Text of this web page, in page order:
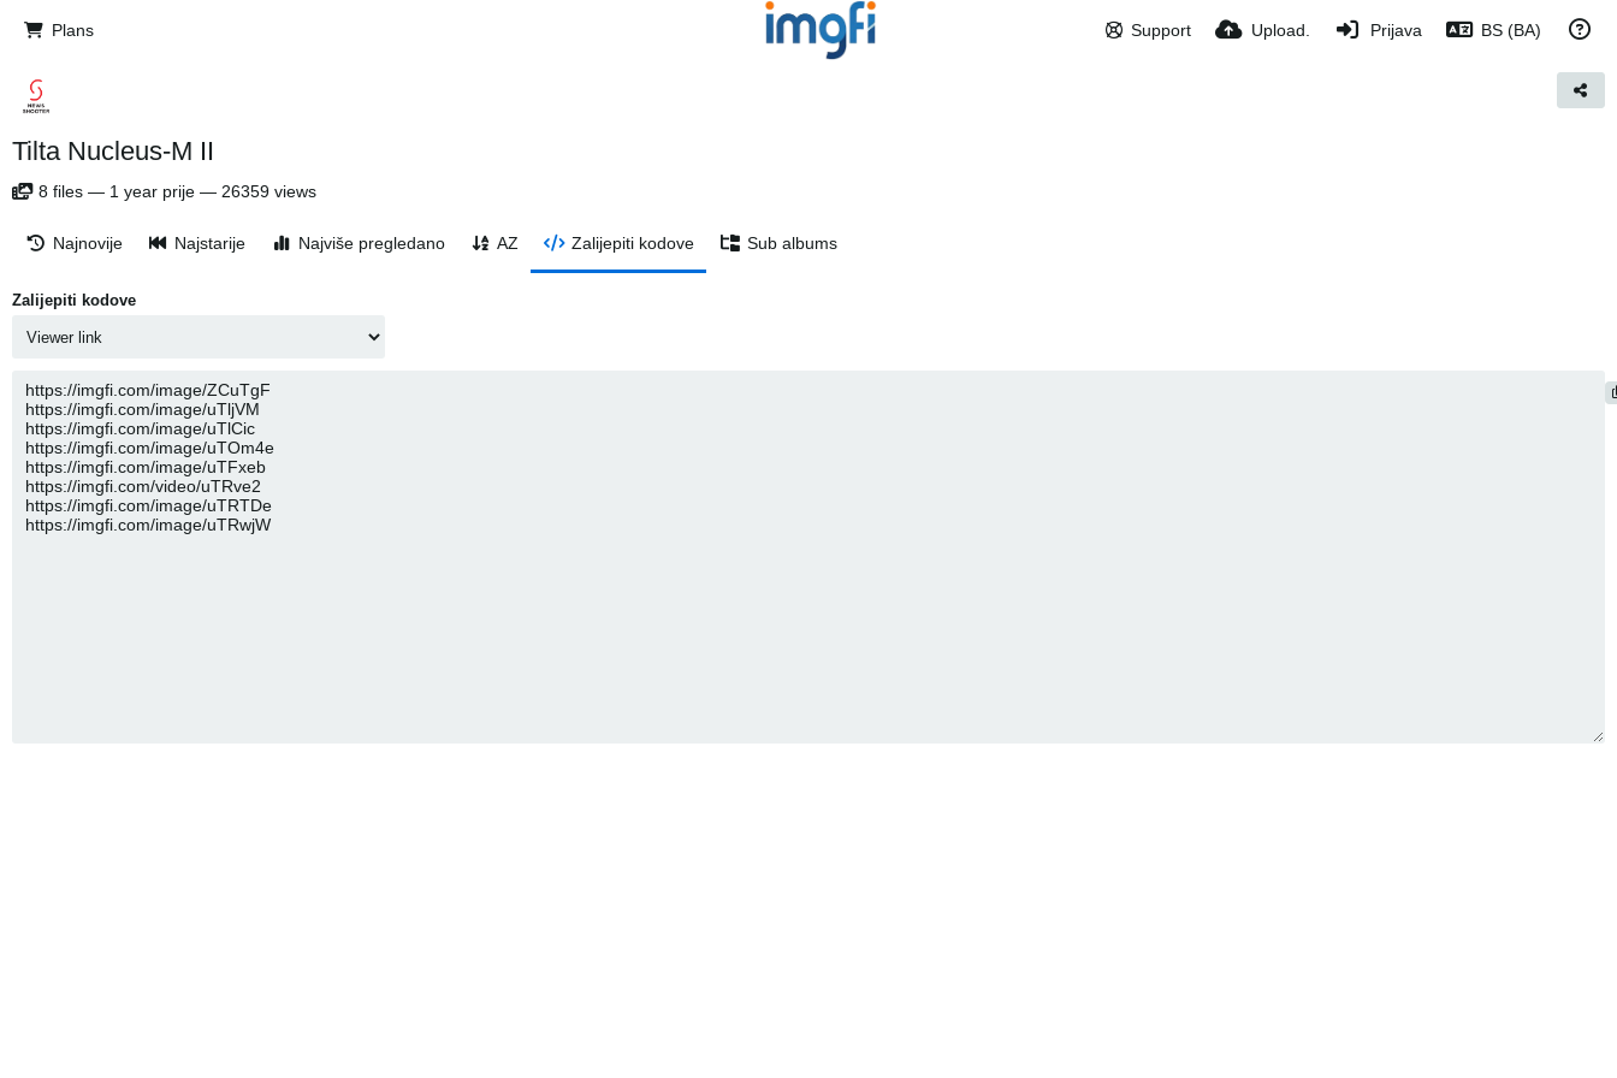
Plans Support Upload. Prijava BS (BA)
Tilta Nucleus-M II
8 files — 1 year prije — 26359 views
Najnovije Najstarije Najviše pregledano AZ Zalijepiti kodove Sub albums
Zalijepiti kodove